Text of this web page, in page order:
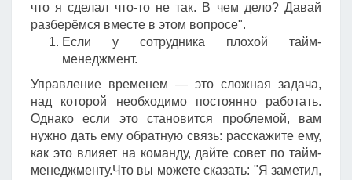
что я сделал что-то не так. В чем дело? Давай
разберёмся вместе в этом вопросе".
Если у сотрудника плохой тайм-
менеджмент.
Управление временем — это сложная задача,
над которой необходимо постоянно работать.
Однако если это становится проблемой, вам
нужно дать ему обратную связь: расскажите ему,
как это влияет на команду, дайте совет по тайм-
менеджменту.Что вы можете сказать: "Я заметил,